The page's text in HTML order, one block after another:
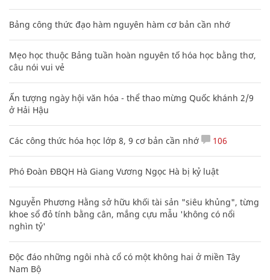
Bảng công thức đạo hàm nguyên hàm cơ bản cần nhớ
Mẹo học thuộc Bảng tuần hoàn nguyên tố hóa học bằng thơ,
câu nói vui vẻ
Ấn tượng ngày hội văn hóa - thể thao mừng Quốc khánh 2/9
ở Hải Hậu
Các công thức hóa học lớp 8, 9 cơ bản cần nhớ 106
Phó Đoàn ĐBQH Hà Giang Vương Ngọc Hà bị kỷ luật
Nguyễn Phương Hằng sở hữu khối tài sản "siêu khủng", từng
khoe sổ đỏ tính bằng cân, mắng cựu mẫu 'không có nổi
nghìn tỷ'
Độc đáo những ngôi nhà cổ có một không hai ở miền Tây
Nam Bộ